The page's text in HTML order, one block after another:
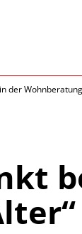
der